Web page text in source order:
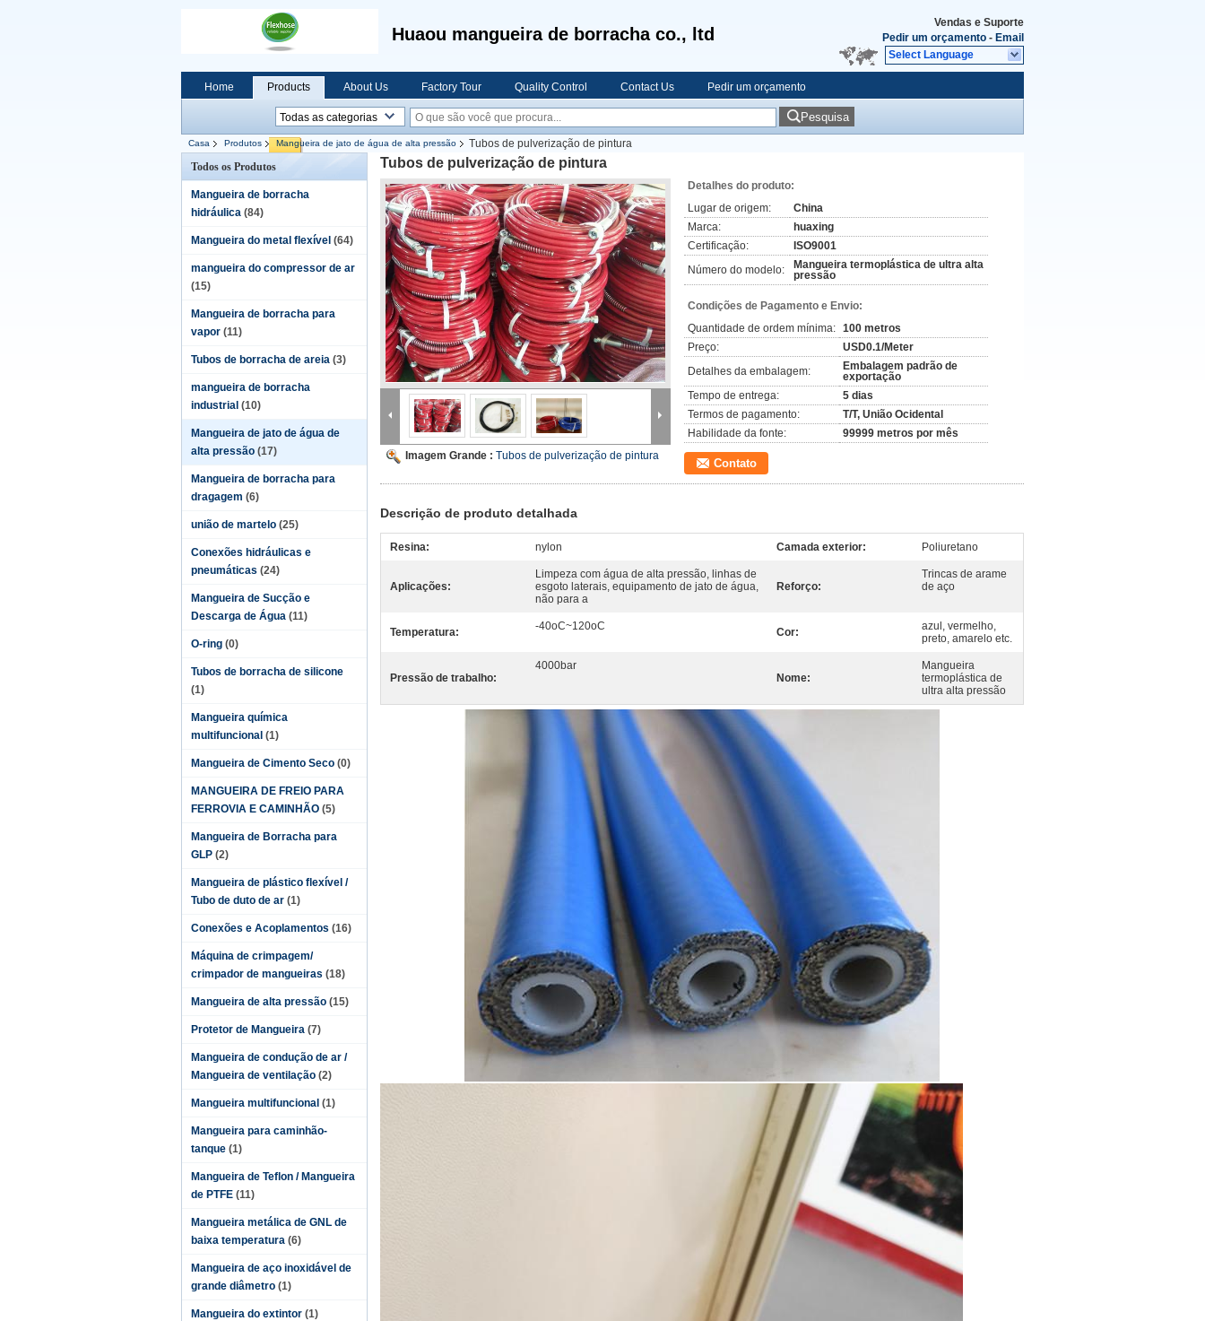
Huaou mangueira de borracha co., ltd
Vendas e Suporte
Pedir um orçamento - Email
Select Language
Home Products About Us Factory Tour Quality Control Contact Us Pedir um orçamento
Pesquisa
Casa Produtos Mangueira de jato de água de alta pressão
Tubos de pulverização de pintura
Todos os Produtos
Mangueira de borracha
hidráulica (84)
Mangueira do metal flexível (64)
mangueira do compressor de ar
(15)
Mangueira de borracha para
vapor (11)
Tubos de borracha de areia (3)
mangueira de borracha
industrial (10)
Mangueira de jato de água de
alta pressão (17)
Mangueira de borracha para
dragagem (6)
união de martelo (25)
Conexões hidráulicas e
pneumáticas (24)
Mangueira de Sucção e
Descarga de Água (11)
O-ring (0)
Tubos de borracha de silicone
(1)
Mangueira química
multifuncional (1)
Mangueira de Cimento Seco (0)
MANGUEIRA DE FREIO PARA
FERROVIA E CAMINHÃO (5)
Mangueira de Borracha para
GLP (2)
Mangueira de plástico flexível /
Tubo de duto de ar (1)
Conexões e Acoplamentos (16)
Máquina de crimpagem/
crimpador de mangueiras (18)
Mangueira de alta pressão (15)
Protetor de Mangueira (7)
Mangueira de condução de ar /
Mangueira de ventilação (2)
Mangueira multifuncional (1)
Mangueira para caminhão-
tanque (1)
Mangueira de Teflon / Mangueira
de PTFE (11)
Mangueira metálica de GNL de
baixa temperatura (6)
Mangueira de aço inoxidável de
grande diâmetro (1)
Mangueira do extintor (1)
Tubos de pulverização de pintura
Imagem Grande : Tubos de pulverização de pintura
Detalhes do produto:
Lugar de origem:
China
Marca:
huaxing
Certificação:
ISO9001
Número do modelo:
Mangueira termoplástica de ultra alta
pressão
Condições de Pagamento e Envio:
Quantidade de ordem mínima: 100 metros
Preço:
USD0.1/Meter
Detalhes da embalagem:
Embalagem padrão de
exportação
Tempo de entrega:
5 dias
Termos de pagamento:
T/T, União Ocidental
Habilidade da fonte:
99999 metros por mês
Contato
Descrição de produto detalhada
Resina: nylon Camada exterior: Poliuretano
Aplicações:
Limpeza com água de alta pressão, linhas de
esgoto laterais, equipamento de jato de água,
não para a
Reforço:
Trincas de arame
de aço
Temperatura: -40oC~120oC Cor:
azul, vermelho,
preto, amarelo etc.
Pressão de trabalho:
4000bar
Nome:
Mangueira
termoplástica de
ultra alta pressão